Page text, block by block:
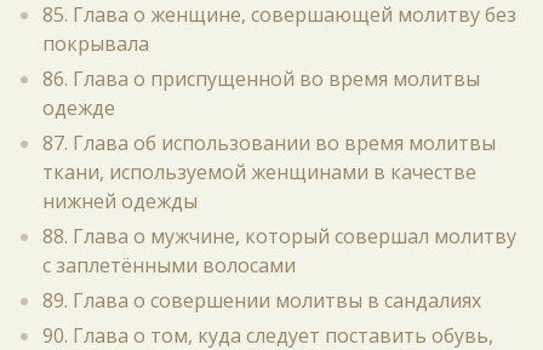
85. Глава о женщине, совершающей молитву без
покрывала
86. Глава о приспущенной во время молитвы
одежде
87. Глава об использовании во время молитвы
ткани, используемой женщинами в качестве
нижней одежды
88. Глава о мужчине, который совершал молитву
с заплетёнными волосами
89. Глава о совершении молитвы в сандалиях
90. Глава о том, куда следует поставить обувь,